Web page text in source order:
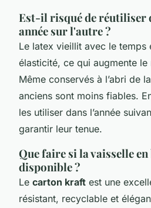
Est-il risqué de réutiliser
année sur l'autre ?
Le latex vieillit avec le temps
élasticité, ce qui augmente le
Même conservés à l’abri de
anciens sont moins fiables.
les utiliser dans l’année
garantir leur tenue.
Que faire si la vaisselle
disponible ?
Le carton kraft est une
résistant, recyclable et